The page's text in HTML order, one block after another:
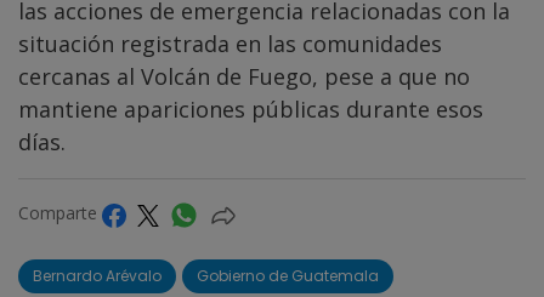
las acciones de emergencia relacionadas con la
situación registrada en las comunidades
cercanas al Volcán de Fuego, pese a que no
mantiene apariciones públicas durante esos
días.
Comparte
Bernardo Arévalo
Gobierno de Guatemala